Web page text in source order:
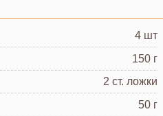
4 шт
150 г
2 ст. ложки
50 г